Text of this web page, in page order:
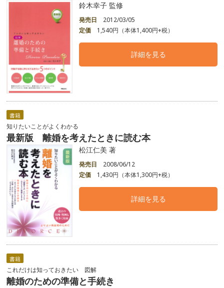
鈴木幸子 監修
発売日
2012/03/05
定価
1,540円（本体1,400円+税）
詳細を見る
書籍
知りたいことがよくわかる
最新版 離婚を考えたときに読む本
松江仁美 著
発売日
2008/06/12
定価
1,430円（本体1,300円+税）
詳細を見る
書籍
これだけは知っておきたい 図解
離婚のための準備と手続き